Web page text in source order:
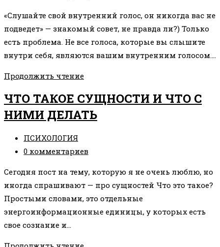
записи:
«Слушайте свой внутренний голос, он никогда вас не
подведет» — знакомый совет, не правда ли?) Только
есть проблема. Не все голоса, которые вы слышите
внутри себя, являются вашим внутренним голосом.…
Продолжить чтениеМЫСЛИ-
И
МЫСЛИ
ЧТО ТАКОЕ СУЩНОСТИ И ЧТО С
НИМИ ДЕЛАТЬ
Рубрика
записи:
ПСИХОЛОГИЯ
Комментарии
записи:
0 комментариев
Сегодня пост на тему, которую я не очень люблю, но
иногда спрашивают — про сущностей Что это такое?
Простыми словами, это отдельные
энергоинформационные единицы, у которых есть
свое сознание и…
ЧТО